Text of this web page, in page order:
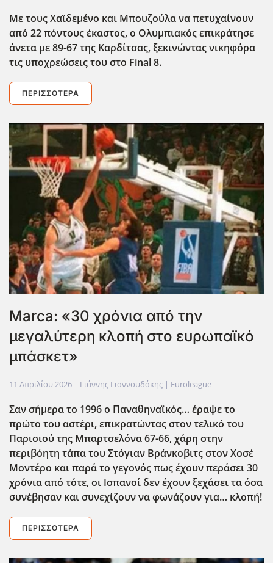
Με τους Χαϊδεμένο και Μπουζούλα να πετυχαίνουν
από 22 πόντους έκαστος, ο Ολυμπιακός επικράτησε
άνετα με 89-67 της Καρδίτσας, ξεκινώντας νικηφόρα
τις υποχρεώσεις του στο Final8.
ΠΕΡΙΣΣΌΤΕΡΑ
Marca: «30 χρόνια από την
μεγαλύτερη κλοπή στο ευρωπαϊκό
μπάσκετ»
11 Απριλίου 2026 | Γιάννης Γιαννουδάκης | Euroleague
Σαν σήμερα το 1996 ο Παναθηναϊκός… έραψε το
πρώτο του αστέρι, επικρατώντας στον τελικό του
Παρισιού της Μπαρτσελόνα 67-66, χάρη στην
περιβόητη τάπα του Στόγιαν Βράνκοβιτς στον Χοσέ
Μοντέρο και παρά το γεγονός πως έχουν περάσει 30
χρόνια από τότε, οι Ισπανοί δεν έχουν ξεχάσει τα όσα
συνέβησαν και συνεχίζουν να φωνάζουν για… κλοπή!
ΠΕΡΙΣΣΌΤΕΡΑ